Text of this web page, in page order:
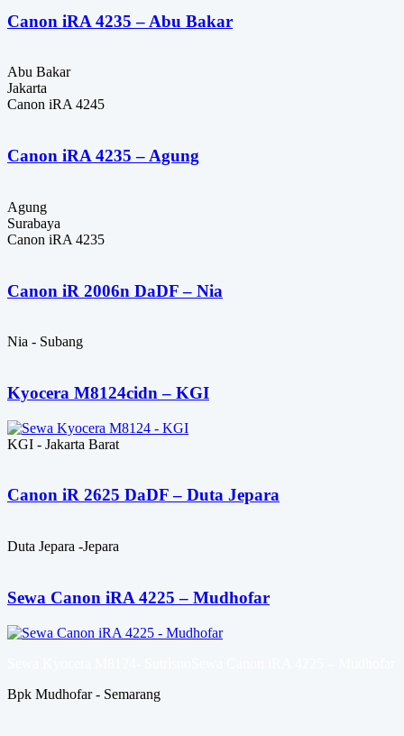
Canon iRA 4235 – Abu Bakar
Abu Bakar
Jakarta
Canon iRA 4245
Canon iRA 4235 – Agung
Agung
Surabaya
Canon iRA 4235
Canon iR 2006n DaDF – Nia
Nia - Subang
Kyocera M8124cidn – KGI
KGI - Jakarta Barat
Canon iR 2625 DaDF – Duta Jepara
Duta Jepara -Jepara
Sewa Canon iRA 4225 – Mudhofar
Bpk Mudhofar - Semarang